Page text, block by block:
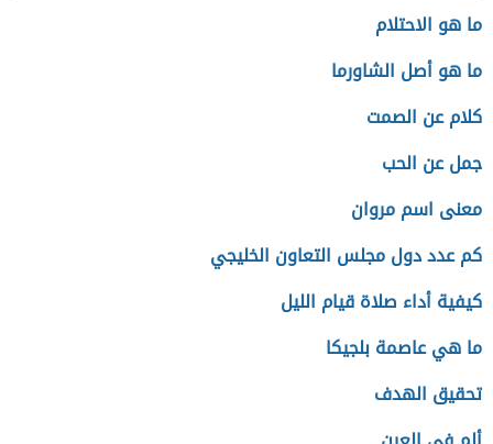
ما هو الاحتلام
ما هو أصل الشاورما
كلام عن الصمت
جمل عن الحب
معنى اسم مروان
كم عدد دول مجلس التعاون الخليجي
كيفية أداء صلاة قيام الليل
ما هي عاصمة بلجيكا
تحقيق الهدف